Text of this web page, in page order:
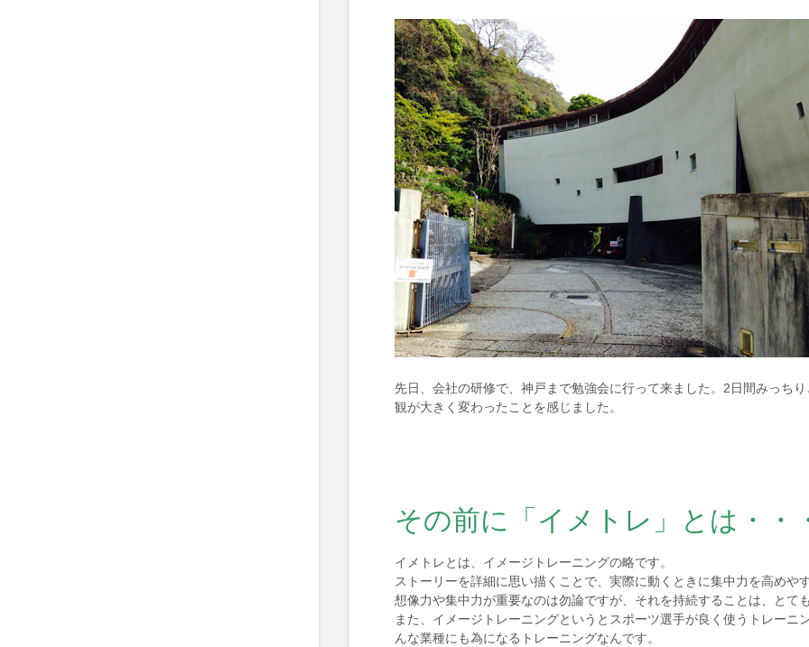
先日、会社の研修で、神戸まで勉強会に行って来ました。2日間みっち
観が大きく変わったことを感じました。
その前に「イメトレ」とは・・
イメトレとは、イメージトレーニングの略です。
ストーリーを詳細に思い描くことで、実際に動くときに集中力を高めや
想像力や集中力が重要なのは勿論ですが、それを持続することは、とて
また、イメージトレーニングというとスポーツ選手が良く使うトレー
んな業種にも為になるトレーニングなんです。